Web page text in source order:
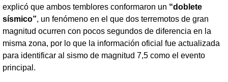
explicó que ambos temblores conformaron un “doblete
sísmico”, un fenómeno en el que dos terremotos de gran
magnitud ocurren con pocos segundos de diferencia en la
misma zona, por lo que la información oficial fue actualizada
para identificar al sismo de magnitud 7,5 como el evento
principal.